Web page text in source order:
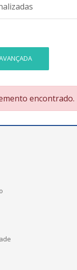
encontrado.